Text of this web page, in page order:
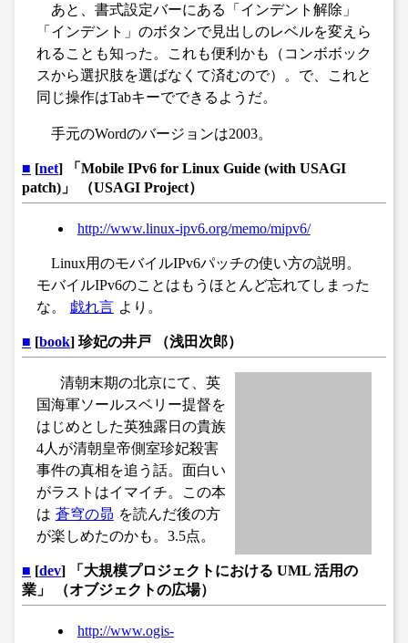
あと、書式設定バーにある「インデント解除」
「インデント」のボタンで見出しのレベルを変えら
れることも知った。これも便利かも（コンボボック
スから選択肢を選ばなくて済むので）。で、これと
同じ操作はTabキーでできるようだ。
手元のWordのバージョンは2003。
■ [net] 「Mobile IPv6 for Linux Guide (with USAGI
patch)」 （USAGI Project）
http://www.linux-ipv6.org/memo/mipv6/
Linux用のモバイルIPv6パッチの使い方の説明。
モバイルIPv6のことはもうほとんど忘れてしまった
な。
戯れ言 より。
■ [book] 珍妃の井戸 （浅田次郎）
清朝末期の北京にて、英
国海軍ソールスベリー提督を
はじめとした英独露日の貴族
4人が清朝皇帝側室珍妃殺害
事件の真相を追う話。面白い
がラストはイマイチ。この本
は 蒼穹の昴 を読んだ後の方
が楽しめたのかも。3.5点。
■ [dev] 「大規模プロジェクトにおける UML 活用の
業」 （オブジェクトの広場）
http://www.ogis-